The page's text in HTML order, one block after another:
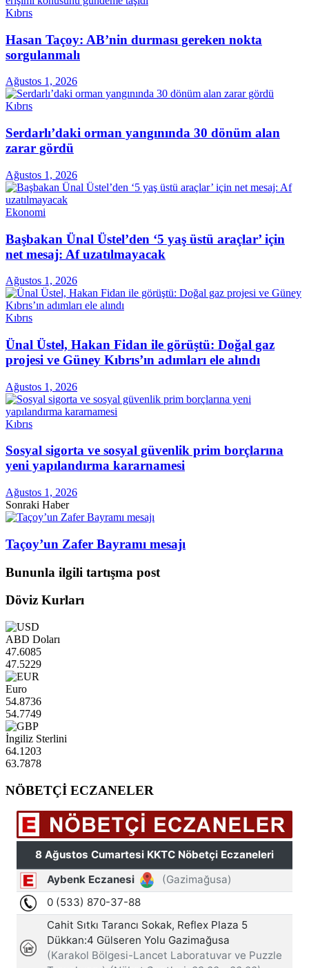
Kıbrıs
Hasan Taçoy: AB’nin durması gereken nokta
sorgulanmalı
Ağustos 1, 2026
Kıbrıs
Serdarlı’daki orman yangınında 30 dönüm alan
zarar gördü
Ağustos 1, 2026
Ekonomi
Başbakan Ünal Üstel’den ‘5 yaş üstü araçlar’ için
net mesaj: Af uzatılmayacak
Ağustos 1, 2026
Kıbrıs
Ünal Üstel, Hakan Fidan ile görüştü: Doğal gaz
projesi ve Güney Kıbrıs’ın adımları ele alındı
Ağustos 1, 2026
Kıbrıs
Sosyal sigorta ve sosyal güvenlik prim borçlarına
yeni yapılandırma kararnamesi
Ağustos 1, 2026
Sonraki Haber
Taçoy’un Zafer Bayramı mesajı
Bununla ilgili tartışma post
Döviz Kurları
ABD Doları
47.6085
47.5229
Euro
54.8736
54.7749
İngiliz Sterlini
64.1203
63.7878
NÖBETÇİ ECZANELER